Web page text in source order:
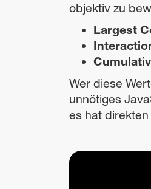
objektiv zu
Largest
Wer diese
unnötiges
es hat